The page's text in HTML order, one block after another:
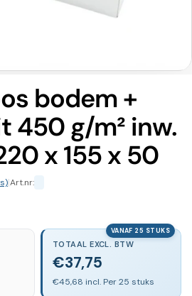
bodem +
450 g/m² inw.
x 155 x 50
|Art.nr:
VANAF 25 STUKS
TOTAAL EXCL. BTW
€37,75
€45,68 incl. Per 25 stuks